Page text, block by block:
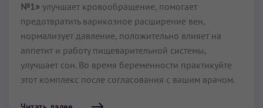
№1» улучшает кровообращение, помогает
предотвратить варикозное расширение вен,
нормализует давление, положительно влияет на
аппетит и работу пищеварительной системы,
улучшает сон. Во время беременности практикуйте
этот комплекс после согласования с вашим врачом.